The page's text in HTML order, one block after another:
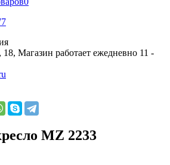
Магазин работает ежедневно 11 -
MZ 2233